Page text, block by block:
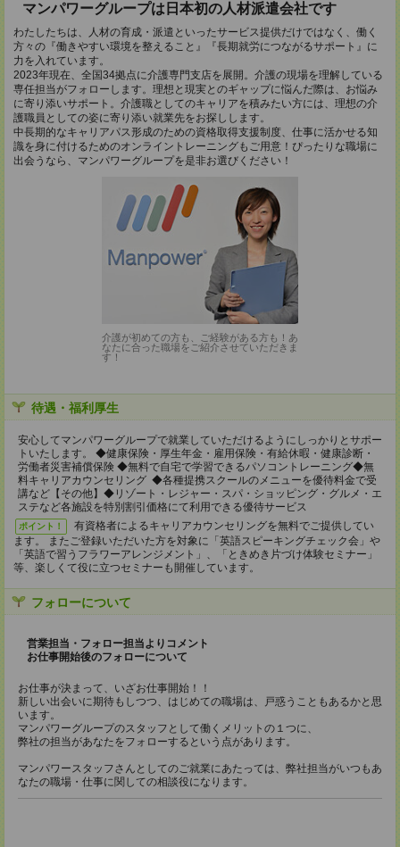
マンパワーグループは日本初の人材派遣会社です
わたしたちは、人材の育成・派遣といったサービス提供だけではなく、働く
方々の『働きやすい環境を整えること』『長期就労につながるサポート』に
力を入れています。
2023年現在、全国34拠点に介護専門支店を展開。介護の現場を理解している
専任担当がフォローします。理想と現実とのギャップに悩んだ際は、お悩み
に寄り添いサポート。介護職としてのキャリアを積みたい方には、理想の介
護職員としての姿に寄り添い就業先をお探しします。
中長期的なキャリアパス形成のための資格取得支援制度、仕事に活かせる知
識を身に付けるためのオンライントレーニングもご用意！ぴったりな職場に
出会うなら、マンパワーグループを是非お選びください！
介護が初めての方も、ご経験がある方も！あ
なたに合った職場をご紹介させていただきま
す！
待遇・福利厚生
安心してマンパワーグループで就業していただけるようにしっかりとサポー
トいたします。 ◆健康保険・厚生年金・雇用保険・有給休暇・健康診断・
労働者災害補償保険 ◆無料で自宅で学習できるパソコントレーニング◆無
料キャリアカウンセリング ◆各種提携スクールのメニューを優待料金で受
講など【その他】◆リゾート・レジャー・スパ・ショッピング・グルメ・エ
ステなど各施設を特別割引価格にて利用できる優待サービス
ポイント！
有資格者によるキャリアカウンセリングを無料でご提供してい
ます。 またご登録いただいた方を対象に「英語スピーキングチェック会」や
「英語で習うフラワーアレンジメント」、「ときめき片づけ体験セミナー」
等、楽しくて役に立つセミナーも開催しています。
フォローについて
営業担当・フォロー担当よりコメント
お仕事開始後のフォローについて
お仕事が決まって、いざお仕事開始！！
新しい出会いに期待もしつつ、はじめての職場は、戸惑うこともあるかと思
います。
マンパワーグループのスタッフとして働くメリットの１つに、
弊社の担当があなたをフォローするという点があります。
マンパワースタッフさんとしてのご就業にあたっては、弊社担当がいつもあ
なたの職場・仕事に関しての相談役になります。